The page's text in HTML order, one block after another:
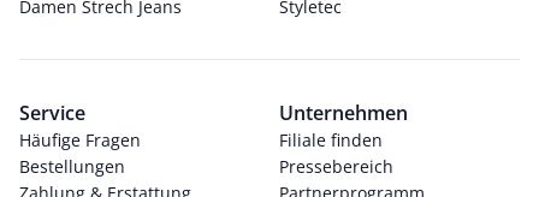
Damen Strech Jeans
Styletec
Service
Häufige Fragen
Bestellungen
Unternehmen
Filiale finden
Pressebereich